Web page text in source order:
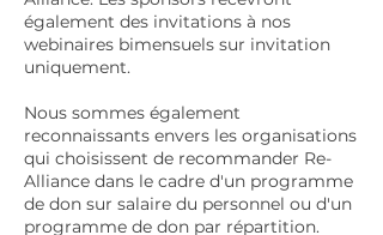
également des invitations à nos
webinaires bimensuels sur invitation
uniquement.
Nous sommes également
reconnaissants envers les organisations
qui choisissent de recommander Re-
Alliance dans le cadre d'un programme
de don sur salaire du personnel ou d'un
programme de don par répartition.